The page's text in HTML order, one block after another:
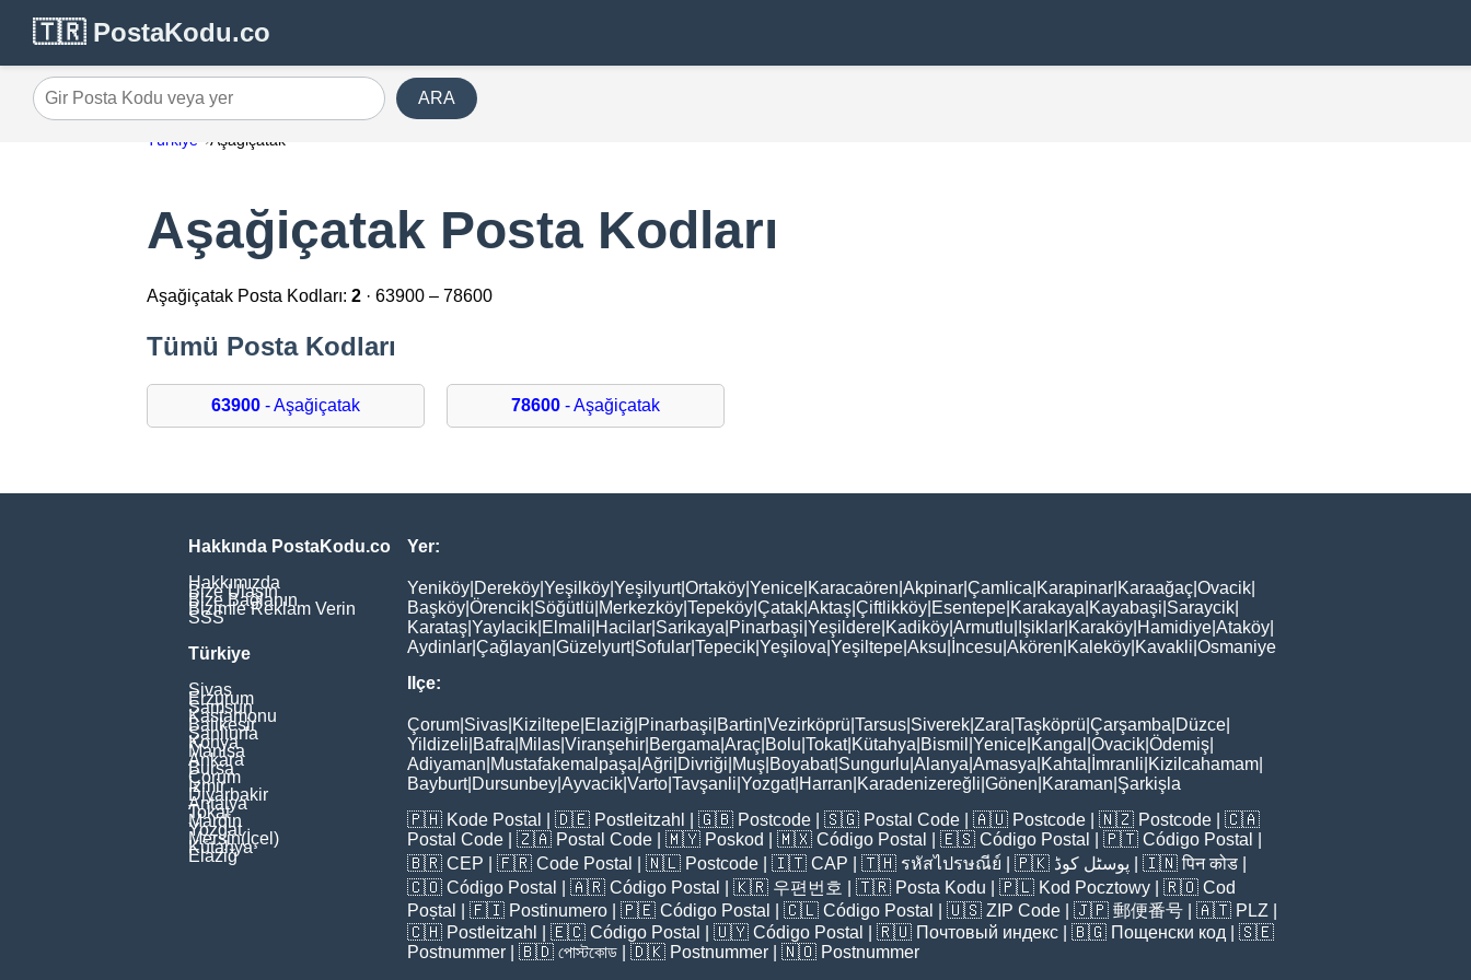
🇹🇷 PostaKodu.co
Gir Posta Kodu veya yer ARA
Türkiye Aşağiçatak
Aşağiçatak Posta Kodları
Aşağiçatak Posta Kodları:2 · 63900 – 78600
Tümü Posta Kodları
63900 - Aşağiçatak 78600 - Aşağiçatak
Hakkında PostaKodu.co
Hakkımızda
Bize Ulaşın
Bize Bağlanın
Bizimle Reklam Verin
SSS
Türkiye
Sivas
Erzurum
Samsun
Kastamonu
Balikesir
Şanliurfa
Konya
Manisa
Ankara
Bursa
Çorum
İzmir
Diyarbakir
Antalya
Tokat
Mardin
Yozgat
Mersin(İçel)
Kütahya
Elaziğ
Yer:
Yeniköy Dereköy Yeşilköy Yeşilyurt|Ortaköy Yenice Karacaören Akpinar Çamlica Karapinar Karaağaç Ovacik
Başköy Örencik Söğütlü Merkezköy Tepeköy Çatak Aktaş Çiftlikköy Esentepe Karakaya Kayabaşi Saraycik
Karataş Yaylacik Elmali Hacilar Sarikaya Pinarbaşi Yeşildere Kadiköy Armutlu Işiklar Karaköy Hamidiye Ataköy
Aydinlar Çağlayan Güzelyurt| Sofular Tepecik Yeşilova Yeşiltepe Aksu İncesu Akören Kaleköy Kavakli Osmaniye
Ilçe:
Çorum Sivas Kiziltepe Elaziğ Pinarbaşi Bartin Vezirköprü Tarsus Siverek Zara Taşköprü Çarşamba Düzce
Yildizeli Bafra Milas Viranşehir Bergama Araç Bolu Tokat| Kütahya Bismil Yenice Kangal Ovacik Ödemiş
Adiyaman Mustafakemalpaşa Ağri Divriği Muş Boyabat| Sungurlu Alanya Amasya Kahta İmranli Kizilcahamam
Bayburt| Dursunbey Ayvacik Varto Tavşanli Yozgat| Harran Karadenizereğli Gönen Karaman Şarkişla
🇵🇭 Kode Postal | 🇩🇪 Postleitzahl | 🇬🇧 Postcode | 🇸🇬 Postal Code | 🇦🇺 Postcode | 🇳🇿 Postcode | 🇨🇦
Postal Code | 🇿🇦 Postal Code | 🇲🇾 Poskod | 🇲🇽 Código Postal | 🇪🇸 Código Postal | 🇵🇹 Código Postal
🇧🇷 CEP | 🇫🇷 Code Postal | 🇳🇱 Postcode | 🇮🇹 CAP | 🇹🇭 รหัสไปรษณีย์ | 🇵🇰 پوسٹل کوڈ | 🇮🇳पिन कोड
🇨🇴 Código Postal | 🇦🇷 Código Postal | 🇰🇷 우편번호 | 🇹🇷 Posta Kodu | 🇵🇱 Kod Pocztowy | 🇷🇴 Cod
Poștal
| 🇫🇮 Postinumero | 🇵🇪 Código Postal | 🇨🇱 Código Postal | 🇺🇸 ZIP Code | 🇯🇵 郵便番号 | 🇦🇹 PLZ
🇨🇭 Postleitzahl | 🇪🇨 Código Postal | 🇺🇾 Código Postal | 🇷🇺 Почтовый индекс | 🇧🇬 Пощенски код | 🇸🇪
Postnummer | 🇧🇩 পোস্টকোড | 🇩🇰 Postnummer | 🇳🇴 Postnummer